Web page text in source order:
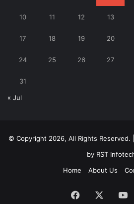
10 11 12 13
17 18 19 20
24 25 26 27
31
« Jul
© Copyright 2026, All Rights Reserved.
byRST
Home
About Us
Facebook